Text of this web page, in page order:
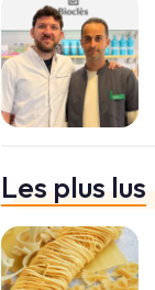
Les plus lus